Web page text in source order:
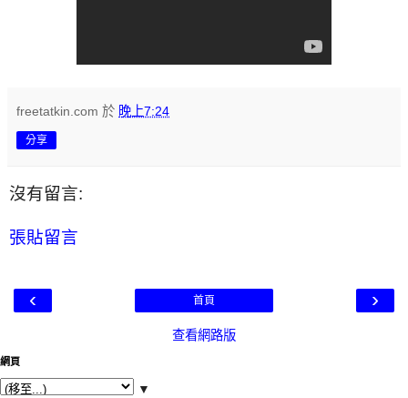
freetatkin.com 於 晚上7:24
分享
沒有留言:
張貼留言
‹ ›
首頁
查看網路版
網頁
▼